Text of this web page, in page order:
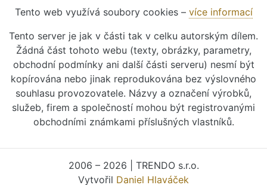
Tento web využívá soubory cookies – více informací
Tento server je jak v části tak v celku autorským dílem.
Žádná část tohoto webu (texty, obrázky, parametry,
obchodní podmínky ani další části serveru) nesmí být
kopírována nebo jinak reprodukována bez výslovného
souhlasu provozovatele. Názvy a označení výrobků,
služeb, firem a společností mohou být registrovanými
obchodními známkami příslušných vlastníků.
2006 – 2026 | TRENDO s.r.o.
Vytvořil Daniel Hlaváček